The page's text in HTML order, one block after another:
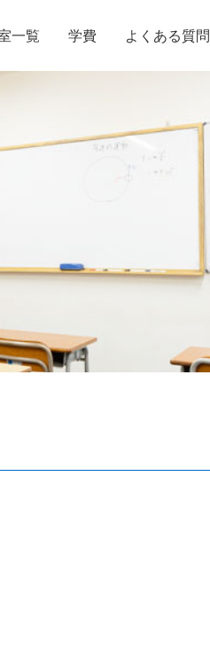
一覧 学費 よくある質問